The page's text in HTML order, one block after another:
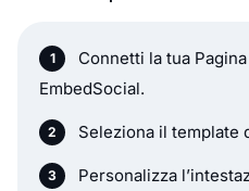
Connetti la tua
EmbedSocial.
Seleziona il template
Personalizza